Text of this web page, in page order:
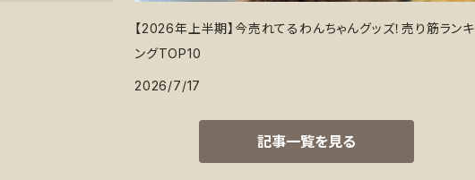
【2026年上半期】今売れてるわんちゃんグッズ！売り筋ランキ
ングTOP10
2026/7/17
記事一覧を見る